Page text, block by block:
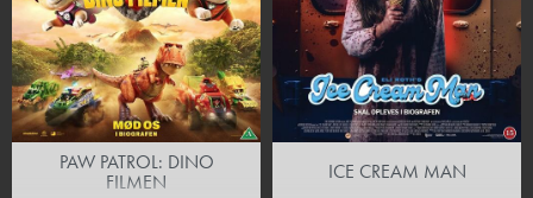
PAW PATROL: DINO
FILMEN
ICE CREAM MAN